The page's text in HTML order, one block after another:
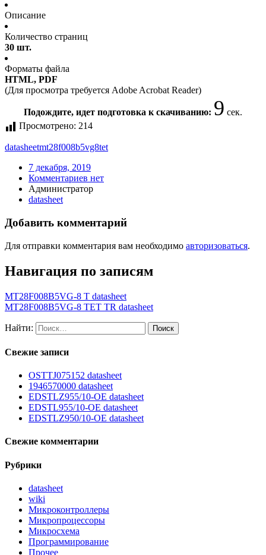
Описание
Количество страниц
30 шт.
Форматы файла
HTML, PDF
(Для просмотра требуется Adobe Acrobat Reader)
Подождите, идет подготовка к скачиванию: 9 сек.
Просмотрено: 214
datasheetmt28f008b5vg8tet
7 декабря, 2019
Комментариев нет
Администратор
datasheet
Добавить комментарий
Для отправки комментария вам необходимо авторизоваться.
Навигация по записям
MT28F008B5VG-8 T datasheet
MT28F008B5VG-8 TET TR datasheet
Найти:
Свежие записи
OSTTJ075152 datasheet
1946570000 datasheet
EDSTLZ955/10-OE datasheet
EDSTL955/10-OE datasheet
EDSTLZ950/10-OE datasheet
Свежие комментарии
Рубрики
datasheet
wiki
Микроконтроллеры
Микропроцессоры
Микросхема
Программирование
Прочее